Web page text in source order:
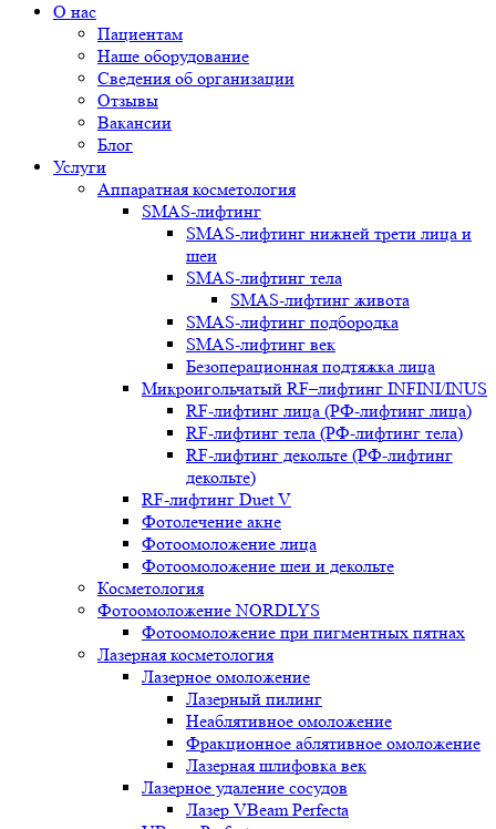
О нас
Пациентам
Наше оборудование
Сведения об организации
Отзывы
Вакансии
Блог
Услуги
Аппаратная косметология
SMAS-лифтинг
SMAS-лифтинг нижней трети лица и
шеи
SMAS-лифтинг тела
SMAS-лифтинг живота
SMAS-лифтинг подбородка
SMAS-лифтинг век
Безоперационная подтяжка лица
Микроигольчатый RF–лифтинг INFINI/INUS
RF-лифтинг лица (РФ-лифтинг лица)
RF-лифтинг тела (РФ-лифтинг тела)
RF-лифтинг декольте (РФ-лифтинг
декольте)
RF-лифтинг Duet V
Фотолечение акне
Фотоомоложение лица
Фотоомоложение шеи и декольте
Косметология
Фотоомоложение NORDLYS
Фотоомоложение при пигментных пятнах
Лазерная косметология
Лазерное омоложение
Лазерный пилинг
Неаблятивное омоложение
Фракционное аблятивное омоложение
Лазерная шлифовка век
Лазерное удаление сосудов
Лазер VBeam Perfecta